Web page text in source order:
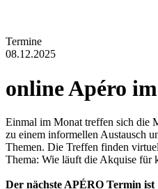
Termine
08.12.2025
onlineApéro
Einmal im Monat treffen sich die
zu einem informellen Austausch
Themen. Die Treffen finden
Thema: Wie läuft die Akquise für
Der nächste APÉRO Termin ist